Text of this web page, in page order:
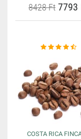
8428 Ft 7793
COSTA RICA